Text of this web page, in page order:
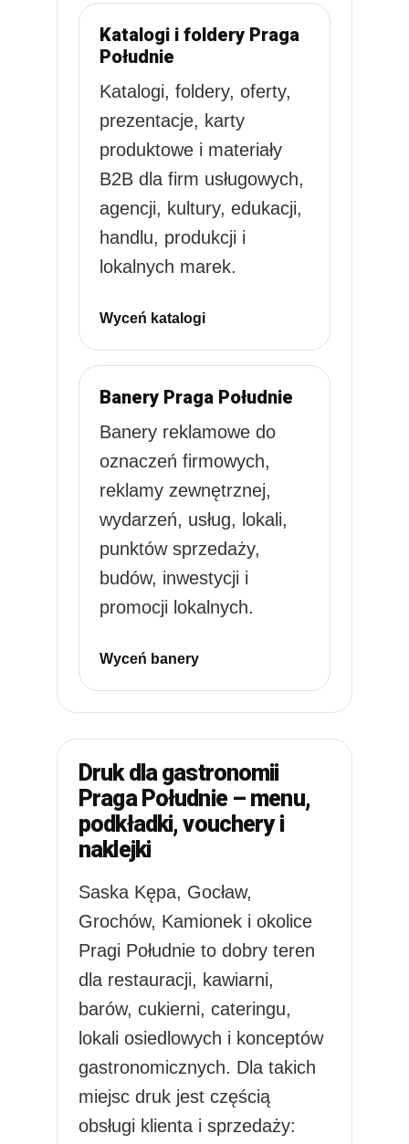
Katalogi i foldery Praga
Południe
Katalogi, foldery, oferty,
prezentacje, karty
produktowe i materiały
B2B dla firm usługowych,
agencji, kultury, edukacji,
handlu, produkcji i
lokalnych marek.
Wyceń katalogi
Banery Praga Południe
Banery reklamowe do
oznaczeń firmowych,
reklamy zewnętrznej,
wydarzeń, usług, lokali,
punktów sprzedaży,
budów, inwestycji i
promocji lokalnych.
Wyceń banery
Druk dla gastronomii
Praga Południe – menu,
podkładki, vouchery i
naklejki
Saska Kępa, Gocław,
Grochów, Kamionek i okolice
Pragi Południe to dobry teren
dla restauracji, kawiarni,
barów, cukierni, cateringu,
lokali osiedlowych i konceptów
gastronomicznych. Dla takich
miejsc druk jest częścią
obsługi klienta i sprzedaży: